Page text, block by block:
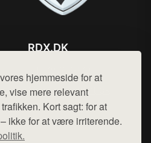
hjemmeside for at
vise mere relevant
Kort sagt: for at
ikke for at være irriterende.
RDX.DK
Mail: hej@want.dk
Cookie- og privatlivspolitik